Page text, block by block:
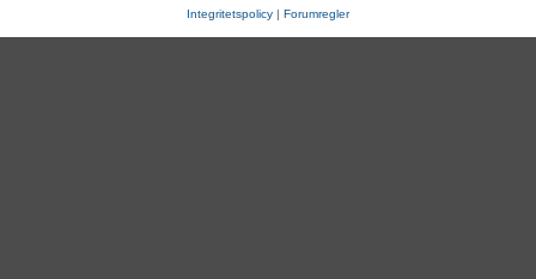
Integritetspolicy | Forumregler